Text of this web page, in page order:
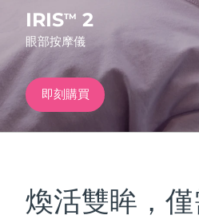
IRISTM 2
眼部按摩儀
即刻購買
煥活雙眸，僅
特別優惠
紅光療法
德國
加拿大
奧地利